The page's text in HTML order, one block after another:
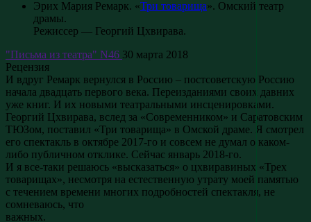
Эрих Мария Ремарк. «Три товарища». Омский театр
драмы.
Режиссер — Георгий Цхвирава.
"Письма из театра" N46 30 марта 2018
Рецензия
И вдруг Ремарк вернулся в Россию – постсоветскую Россию
начала двадцать первого века. Переизданиями своих давних
уже книг. И их новыми театральными инсценировками.
Георгий Цхвирава, вслед за «Современником» и Саратовским
ТЮЗом, поставил «Три товарища» в Омской драме. Я смотрел
его спектакль в октябре 2017-го и совсем не думал о каком-
либо публичном отклике. Сейчас январь 2018-го.
И я все-таки решаюсь «высказаться» о цхвиравиных «Трех
товарищах», несмотря на естественную утрату моей памятью
с течением времени многих подробностей спектакля, не
сомневаюсь, что
важных.